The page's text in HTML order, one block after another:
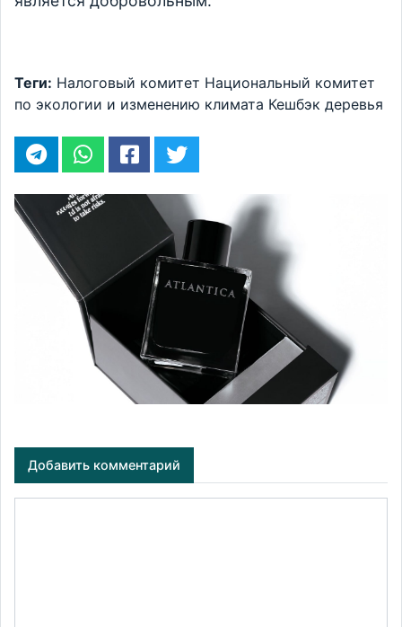
Теги: Налоговый комитет Национальный комитет
по экологии и изменению климата Кешбэк деревья
Добавить комментарий